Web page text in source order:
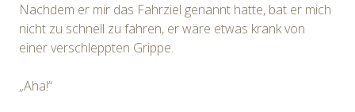
Nachdem er mir das Fahrziel genannt hatte, bat er mich
nicht zu schnell zu fahren, er wäre etwas krank von
einer verschleppten Grippe.
„Aha!“